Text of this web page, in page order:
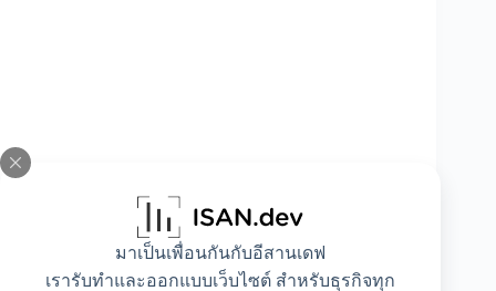
มาเป็นเพื่อนกันกับอีสานเดฟ
เรารับทำและออกแบบเว็บไซต์ สำหรับธุรกิจทุก
หน้าที่ของนักการตลาด